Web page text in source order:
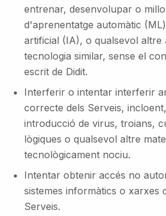
entrenar, desenvolupar o
d'aprenentatge automàtic (ML)
artificial (IA), o qualsevol altre
tecnologia similar, sense el
escrit de Didit.
Interferir o intentar interferir
correcte dels Serveis,
introducció de virus, troians,
lògiques o qualsevol altre
tecnològicament nociu.
Intentar obtenir accés no
sistemes informàtics o xarxes
Serveis.